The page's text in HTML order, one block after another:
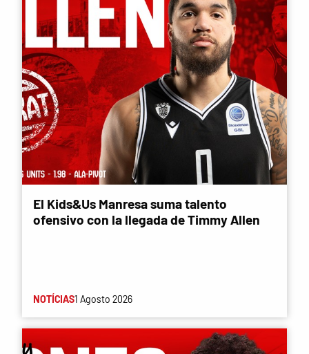
El Kids&Us Manresa suma talento
ofensivo con la llegada de Timmy Allen
NOTÍCIAS1 Agosto 2026